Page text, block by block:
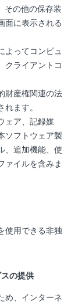
その他の保存装
面に表示される
よってコンピュ
クライアントコ
財産権関連の法
ます。
ェア、記録媒
ソフトウェア製
、追加機能、使
ァイルを含みま
使用できる非独
の提供
め、インターネ